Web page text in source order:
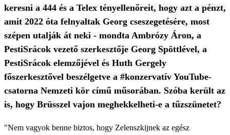
keresni a 444 és a Telex tényellenőreit, hogy azt a pénzt,
amit 2022 óta felnyaltak Georg cseszegetésére, most
szépen utalják át neki - mondta Ambrózy Áron, a
PestiSrácok vezető szerkesztője Georg Spöttlével, a
PestiSrácok elemzőjével és Huth Gergely
főszerkesztővel beszélgetve a #konzervatív YouTube-
csatorna Nemzeti kör című műsorában. Szóba került az
is, hogy Brüsszel vajon meghekkelheti-e a tűzszünetet?
"Nem vagyok benne biztos, hogy Zelenszkijnek az egész